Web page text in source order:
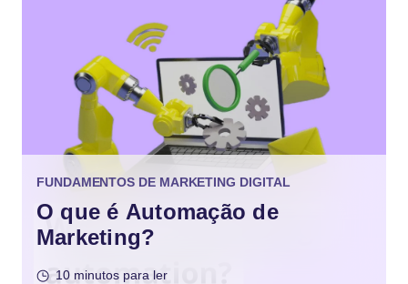
FUNDAMENTOS DE MARKETING DIGITAL
O que é Automação de
Marketing?
10 minutos para ler